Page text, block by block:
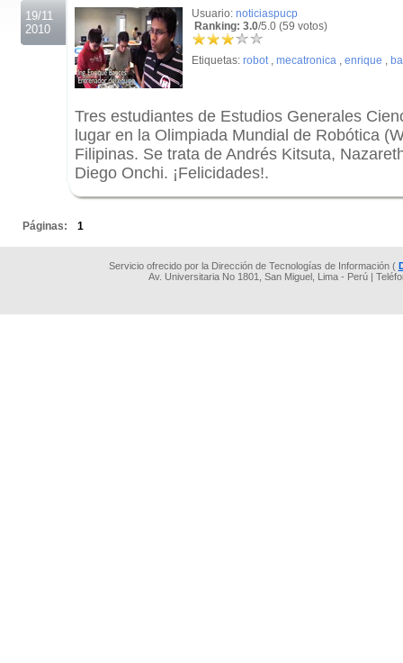
19/11
2010
Usuario: noticiaspucp
Ranking: 3.0/5.0 (59 votos)
Etiquetas: robot, mecatronica , enrique ,
Tres estudiantes de Estudios Generales
lugar en la Olimpiada Mundial de Robótica
Filipinas. Se trata de Andrés Kitsuta,
Diego Onchi. ¡Felicidades!.
Páginas: 1
Servicio ofrecido por la Dirección de Tecnologías de Información (
Av. Universitaria No 1801, San Miguel, Lima - Perú |